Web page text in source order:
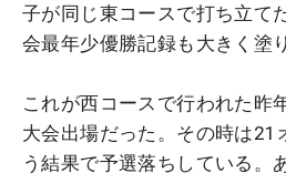
子が同じ東コースで打ち立て
会最年少優勝記録も大きく塗
これが西コースで行われた昨
大会出場だった。その時は21
う結果で予選落ちしている。